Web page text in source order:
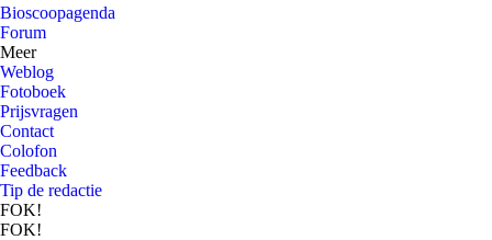
Bioscoopagenda
Forum
Meer
Weblog
Fotoboek
Prijsvragen
Contact
Colofon
Feedback
Tip de redactie
FOK!
FOK!